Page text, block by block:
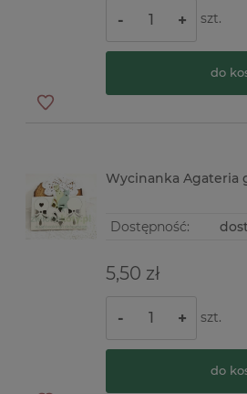
- + szt.
do
Wycinanka Agateria
Dostępność:
5,50 zł
- + szt.
do